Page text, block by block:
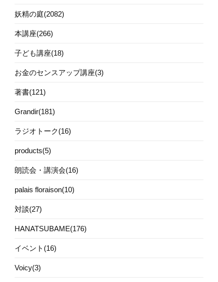
妖精の庭(2082)
本講座(266)
子ども講座(18)
お金のセンスアップ講座(3)
著書(121)
Grandir(181)
ラジオトーク(16)
products(5)
朗読会・講演会(16)
palais floraison(10)
対談(27)
HANATSUBAME(176)
イベント(16)
Voicy(3)